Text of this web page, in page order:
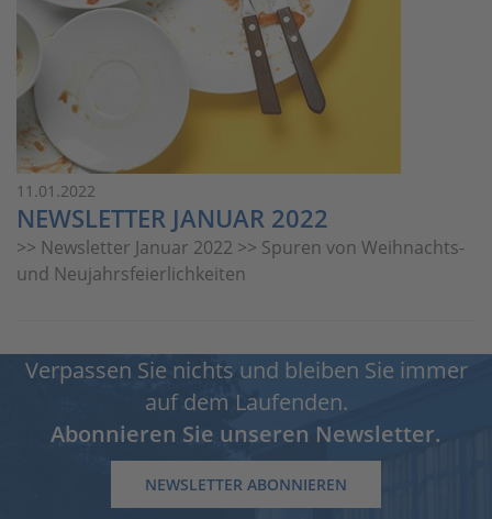
11.01.2022
NEWSLETTER JANUAR 2022
>> Newsletter Januar 2022 >> Spuren von Weihnachts-
und Neujahrsfeierlichkeiten
Verpassen Sie nichts und bleiben Sie immer
auf dem Laufenden.
Abonnieren Sie unseren Newsletter.
NEWSLETTER ABONNIEREN